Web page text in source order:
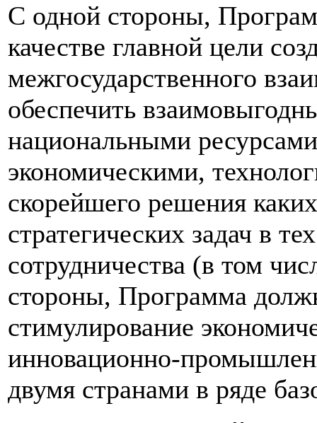
С одной стороны,
качестве главной цели
межгосударственного
обеспечить
национальными
экономическими,
скорейшего решения
стратегических задач в
сотрудничества (в том
стороны, Программа
стимулирование
инновационно-
двумя странами в ряде